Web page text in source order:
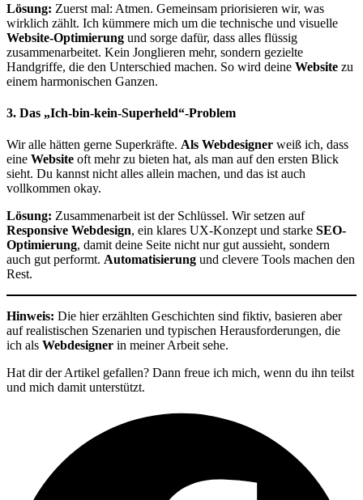
Lösung: Zuerst mal: Atmen. Gemeinsam priorisieren wir, was
wirklich zählt. Ich kümmere mich um die technische und visuelle
Website-Optimierung und sorge dafür, dass alles flüssig
zusammenarbeitet. Kein Jonglieren mehr, sondern gezielte
Handgriffe, die den Unterschied machen. So wird deine Website zu
einem harmonischen Ganzen.
3. Das „Ich-bin-kein-Superheld“-Problem
Wir alle hätten gerne Superkräfte. Als Webdesigner weiß ich, dass
eine Website oft mehr zu bieten hat, als man auf den ersten Blick
sieht. Du kannst nicht alles allein machen, und das ist auch
vollkommen okay.
Lösung: Zusammenarbeit ist der Schlüssel. Wir setzen auf
Responsive Webdesign, ein klares UX-Konzept und starke SEO-
Optimierung, damit deine Seite nicht nur gut aussieht, sondern
auch gut performt. Automatisierung und clevere Tools machen den
Rest.
Hinweis: Die hier erzählten Geschichten sind fiktiv, basieren aber
auf realistischen Szenarien und typischen Herausforderungen, die
ich als Webdesigner in meiner Arbeit sehe.
Hat dir der Artikel gefallen? Dann freue ich mich, wenn du ihn teilst
und mich damit unterstützt.